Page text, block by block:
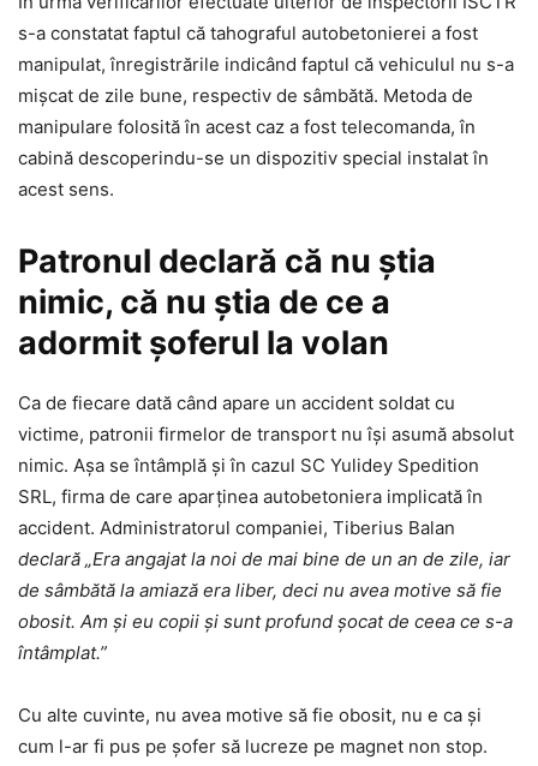
s-a constatat faptul că tahograful autobetonierei a fost
manipulat, înregistrările indicând faptul că vehiculul nu s-a
mișcat de zile bune, respectiv de sâmbătă. Metoda de
manipulare folosită în acest caz a fost telecomanda, în
cabină descoperindu-se un dispozitiv special instalat în
acest sens.
Patronul declară că nu știa
nimic, că nu știa de ce a
adormit șoferul la volan
Ca de fiecare dată când apare un accident soldat cu
victime, patronii firmelor de transport nu își asumă absolut
nimic. Așa se întâmplă și în cazul SC Yulidey Spedition
SRL, firma de care aparținea autobetoniera implicată în
accident. Administratorul companiei, Tiberius Balan
declară „Era angajat la noi de mai bine de un an de zile, iar
de sâmbătă la amiază era liber, deci nu avea motive să fie
obosit. Am și eu copii și sunt profund șocat de ceea ce s-a
întâmplat.”
Cu alte cuvinte, nu avea motive să fie obosit, nu e ca și
cum l-ar fi pus pe șofer să lucreze pe magnet non stop.